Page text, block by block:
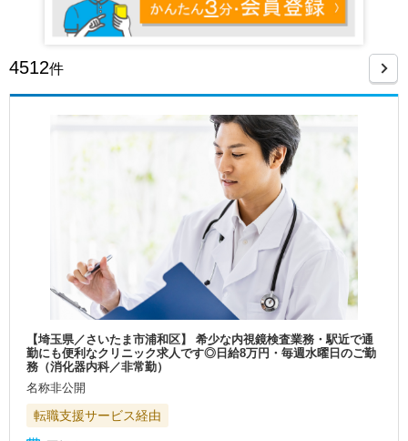
4512件
【埼玉県／さいたま市浦和区】 希少な内視鏡検査業務・駅近で通
勤にも便利なクリニック求人です◎日給8万円・毎週水曜日のご勤
務（消化器内科／非常勤）
名称非公開
転職支援サービス経由